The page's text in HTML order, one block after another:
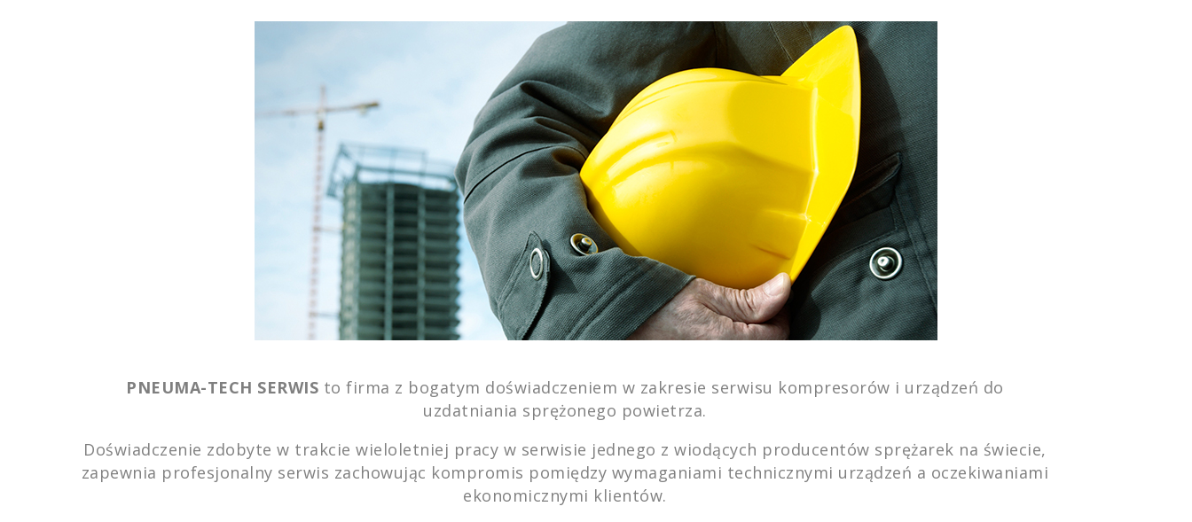
PNEUMA-TECH SERWIS to firma z bogatym doświadczeniem w zakresie serwisu kompresorów i urządzeń do
uzdatniania sprężonego powietrza.
Doświadczenie zdobyte w trakcie wieloletniej pracy w serwisie jednego z wiodących producentów sprężarek na świecie,
zapewnia profesjonalny serwis zachowując kompromis pomiędzy wymaganiami technicznymi urządzeń a oczekiwaniami
ekonomicznymi klientów.